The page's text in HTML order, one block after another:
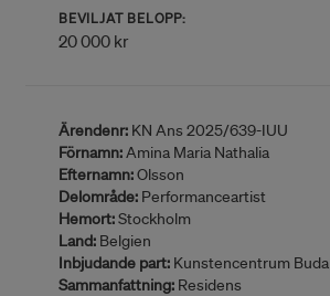
BEVILJAT BELOPP:
20 000 kr
Ärendenr: KN Ans 2025/639-IUU
Förnamn:Amina Maria Nathalia
Efternamn:Olsson
Delområde: Performanceartist
Hemort:Stockholm
Land: Belgien
Inbjudande part: Kunstencentrum Buda
Sammanfattning: Residens